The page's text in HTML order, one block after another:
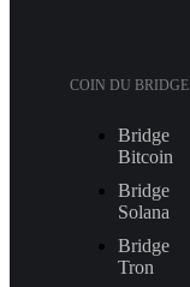
COIN DU BRIDGE
Bridge
Bitcoin
Bridge
Solana
Bridge
Tron